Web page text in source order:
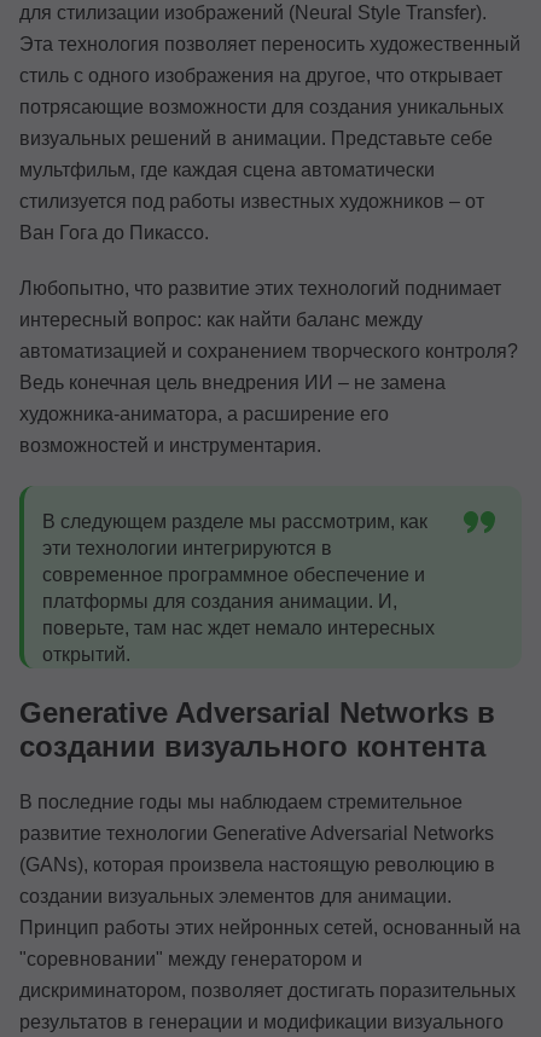
для стилизации изображений (Neural Style Transfer).
Эта технология позволяет переносить художественный
стиль с одного изображения на другое, что открывает
потрясающие возможности для создания уникальных
визуальных решений в анимации. Представьте себе
мультфильм, где каждая сцена автоматически
стилизуется под работы известных художников – от
Ван Гога до Пикассо.
Любопытно, что развитие этих технологий поднимает
интересный вопрос: как найти баланс между
автоматизацией и сохранением творческого контроля?
Ведь конечная цель внедрения ИИ – не замена
художника-аниматора, а расширение его
возможностей и инструментария.
В следующем разделе мы рассмотрим, как
эти технологии интегрируются в
современное программное обеспечение и
платформы для создания анимации. И,
поверьте, там нас ждет немало интересных
открытий.
Generative Adversarial Networks в
создании визуального контента
В последние годы мы наблюдаем стремительное
развитие технологии Generative Adversarial Networks
(GANs), которая произвела настоящую революцию в
создании визуальных элементов для анимации.
Принцип работы этих нейронных сетей, основанный на
"соревновании" между генератором и
дискриминатором, позволяет достигать поразительных
результатов в генерации и модификации визуального